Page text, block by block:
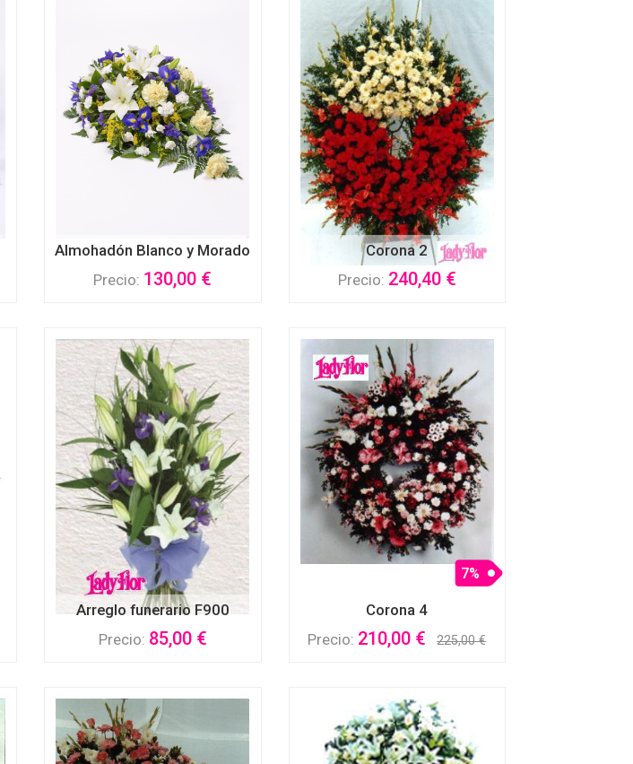
Almohadón Blanco y Morado
Precio: 130,00 €
Corona 2
Precio: 240,40 €
Arreglo funerario F900
Precio: 85,00 €
Corona 4
7%
Precio: 210,00 € 225,00 €